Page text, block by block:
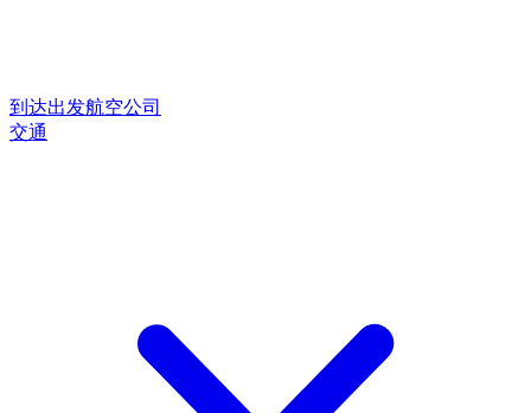
到达出发航空公司
交通